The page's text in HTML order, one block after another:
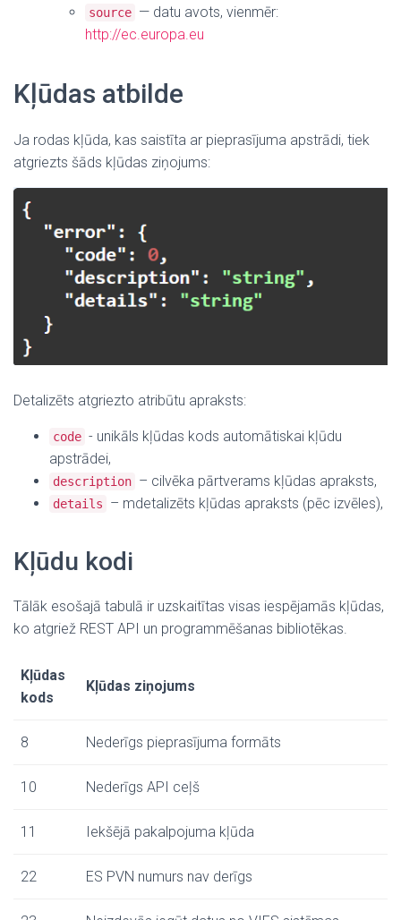
source — datu avots, vienmēr:
http://ec.europa.eu
Kļūdas atbilde
Ja rodas kļūda, kas saistīta ar pieprasījuma apstrādi, tiek
atgriezts šāds kļūdas ziņojums:
Detalizēts atgriezto atribūtu apraksts:
code - unikāls kļūdas kods automātiskai kļūdu
apstrādei,
description – cilvēka pārtverams kļūdas apraksts,
details – mdetalizēts kļūdas apraksts (pēc izvēles),
Kļūdu kodi
Tālāk esošajā tabulā ir uzskaitītas visas iespējamās kļūdas,
ko atgriež REST API un programmēšanas bibliotēkas.
Kļūdas
kods
Kļūdas ziņojums
8 Nederīgs pieprasījuma formāts
10 Nederīgs API ceļš
11 Iekšējā pakalpojuma kļūda
22 ES PVN numurs nav derīgs